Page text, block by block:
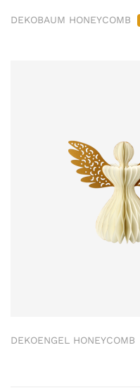
DEKOBAUM HONEYCOMB
DEKOENGEL HONEYCOMB